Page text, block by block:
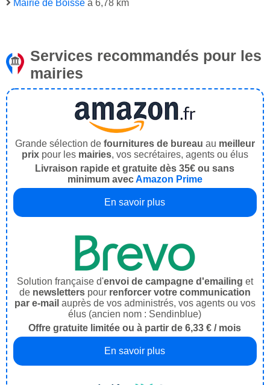
Mairie de Boisse à 6,78 km
Services recommandés pour les
mairies
Grande sélection de fournitures de bureau au meilleur
prix pour les mairies, vos secrétaires, agents ou élus
Livraison rapide et gratuite dès 35€ ou sans
minimum avecAmazon Prime
En savoir plus
Solution française d'envoi de campagne d'emailing et
de newsletters pour renforcer votre communication
par e-mail auprès de vos administrés, vos agents ou vos
élus (ancien nom : Sendinblue)
Offre gratuite limitée ou à partir de 6,33 € / mois
En savoir plus